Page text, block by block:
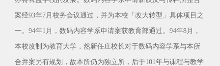
案经93年7月校务会议通过，并为本校「改大转型」具体项目之
一。94年1月，数码内容学系申请案获教育部通过。94年8月，
本校改制为教育大学，然新任庄校长对于数码内容学系与本所
合并案另有规划，故本所仍为独立所，后于101年与课程与教学